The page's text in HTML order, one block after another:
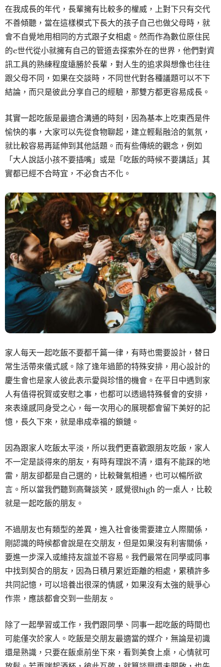
在我成長的年代，長輩擁有比較多的權威，上對下只有交代
不善傾聽，當在這樣模式下長大的孩子自己也做父母時，就
會不自覺地用相同的方式跟子女相處。然而作為數位原住民
的e世代從小就擁有自己的管道去探索外在的世界，他們對資
訊工具的熟練程度遠勝於長輩，對人生的追求與想像也往往
跟父母不同，如果在交談時，不同世代對各種議題可以不下
結論，而只是彼此分享自己的經驗，那雙方都更容易成長。
其實一起吃飯是最適合溝通的時刻，因為基本上吃東西是件
愉快的事，大家可以先從食物聊起，建立輕鬆融洽的氣氛，
就比較容易再延伸到其他話題。而有些傳統的觀念，例如
「大人說話小孩不要插嘴」或是「吃飯的時候不要講話」其
實都已經不合時宜，不必食古不化。
家人每天一起吃飯不要都千篇一律，有時也需要設計，替日
常生活帶來儀式感。除了逢年過節的特殊安排，用心設計的
慶生會也是家人彼此表示愛與珍惜的機會。在平日中遇到家
人有值得祝賀或安慰之事，也都可以透過特殊餐會的安排，
來表達感同身受之心，每一次用心的展現都會留下美好的記
憶，長久下來，就是串成幸福的鎖鏈。
因為跟家人吃飯太平淡，所以我們更喜歡跟朋友吃飯，家人
不一定是談得來的朋友，有時有理說不清，還有不能踩的地
雷，朋友卻都是自己選的，比較聲氣相通，也可以暢所欲
言。所以當我們聽到高聲談笑，感覺很high 的一桌人，比較
就是一起吃飯的朋友。
不過朋友也有類型的差異，進入社會後需要建立人際關係，
剛認識的時候都會說是在交朋友，但是如果沒有利害關係，
要進一步深入或維持友誼並不容易。我們最常在同學或同事
中找到契合的朋友，因為日積月累近距離的相處，累積許多
共同記憶，可以培養出很深的情感，如果沒有太強的競爭心
作祟，應該都會交到一些朋友。
除了一起學習或工作，我們跟同學、同事一起吃飯的時間也
可能僅次於家人。吃飯是交朋友最適當的媒介，無論是初識
還是熟識，只要在飯桌前坐下來，看到美食上桌，心情就可